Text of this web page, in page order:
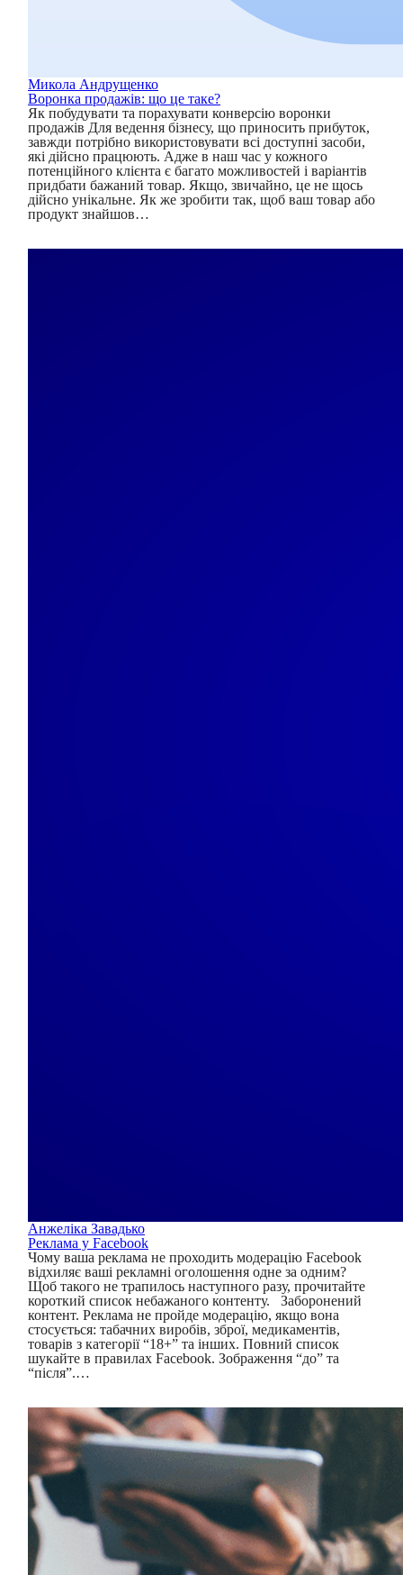
Микола Андрущенко
Воронка продажів: що це таке?
Як побудувати та порахувати конверсію воронки
продажів Для ведення бізнесу, що приносить прибуток,
завжди потрібно використовувати всі доступні засоби,
які дійсно працюють. Адже в наш час у кожного
потенційного клієнта є багато можливостей і варіантів
придбати бажаний товар. Якщо, звичайно, це не щось
дійсно унікальне. Як же зробити так, щоб ваш товар або
продукт знайшов…
Анжеліка Завадько
Реклама у Facebook
Чому ваша реклама не проходить модерацію Facebook
відхиляє ваші рекламні оголошення одне за одним?
Щоб такого не трапилось наступного разу, прочитайте
короткий список небажаного контенту. Заборонений
контент. Реклама не пройде модерацію, якщо вона
стосується: табачних виробів, зброї, медикаментів,
товарів з категорії “18+” та інших. Повний список
шукайте в правилах Facebook. Зображення “до” та
“після”.…